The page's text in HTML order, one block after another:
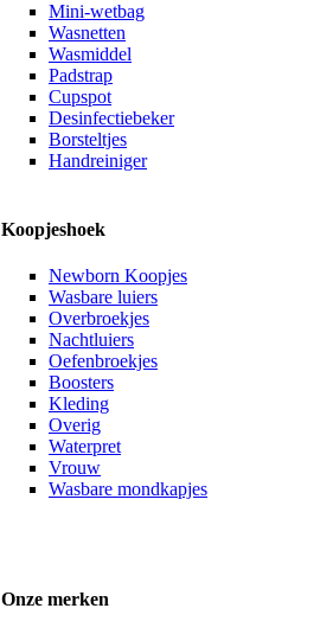
Mini-wetbag
Wasnetten
Wasmiddel
Padstrap
Cupspot
Desinfectiebeker
Borsteltjes
Handreiniger
Koopjeshoek
Newborn Koopjes
Wasbare luiers
Overbroekjes
Nachtluiers
Oefenbroekjes
Boosters
Kleding
Overig
Waterpret
Vrouw
Wasbare mondkapjes
Onze merken